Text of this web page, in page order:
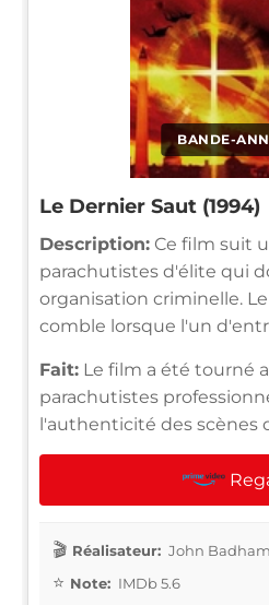
BANDE-
Le Dernier Saut (1994)
Description: Ce film suit
parachutistes d'élite qui
organisation criminelle.
comble lorsque l'un
Fait: Le film a été tourné
parachutistes
l'authenticité des scènes
Réalisateur: John Badham
Note: IMDb 5.6